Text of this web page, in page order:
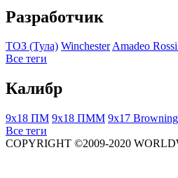
Разработчик
ТОЗ (Тула) WinchesterAmadeo
Все теги
Калибр
9x18 ПМ 9x18 ПММ 9x17 Browning
Все теги
COPYRIGHT ©2009-2020